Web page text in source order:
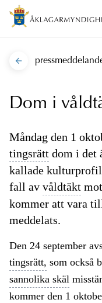
Dom i
Måndag den 1
tingsrätt dom i det
kallade
fall av våldtäkt
kommer att vara
meddelats.
Den 24 september
tingsrätt, som också
sannolika skäl
kommer den 1